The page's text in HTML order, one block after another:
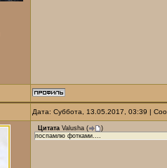
Дата: Суббота, 13.05.2017, 03:39 |
Цитата Valusha (
)
поспамлю фотками....